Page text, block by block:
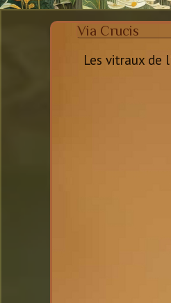
Via Crucis
Les vitraux de